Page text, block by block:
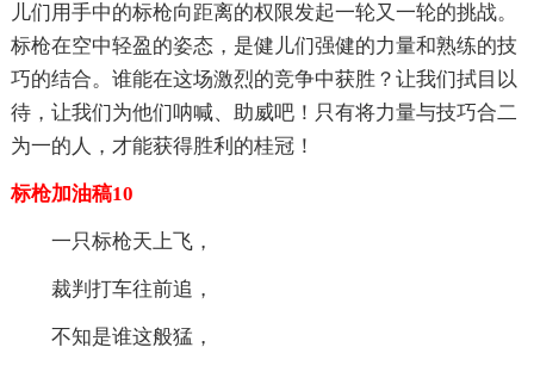
儿们用手中的标枪向距离的权限发起一轮又一轮的挑战。
标枪在空中轻盈的姿态，是健儿们强健的力量和熟练的技
巧的结合。谁能在这场激烈的竞争中获胜？让我们拭目以
待，让我们为他们呐喊、助威吧！只有将力量与技巧合二
为一的人，才能获得胜利的桂冠！
标枪加油稿10
一只标枪天上飞，
裁判打车往前追，
不知是谁这般猛，